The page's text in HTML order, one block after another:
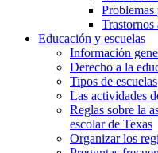
Problemas
Trastornos
Educación y escuelas
Información
Derecho a la
Tipos de escuelas
Las actividades
Reglas sobre la
escolar de Texas
Organizar los